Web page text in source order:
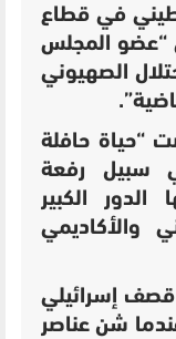
في قطاع
“عضو المجلس
الصهيوني
“حياة حافلة
سبيل رفعة
الكبير
والأكاديمي
إسرائيلي
شن عناصر